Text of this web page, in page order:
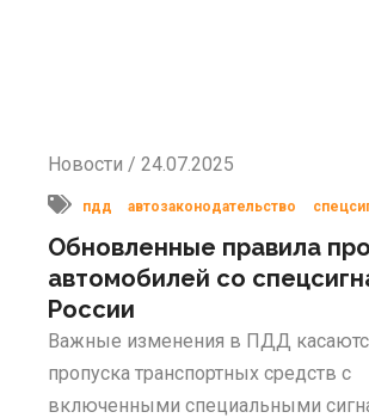
Новости / 24.07.2025
пдд автозаконодательство
Обновленные правила
автомобилей со
России
Важные изменения в ПДД
пропуска транспортных средств с
включенными специальными